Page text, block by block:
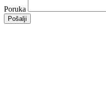
Poruka
Pošalji